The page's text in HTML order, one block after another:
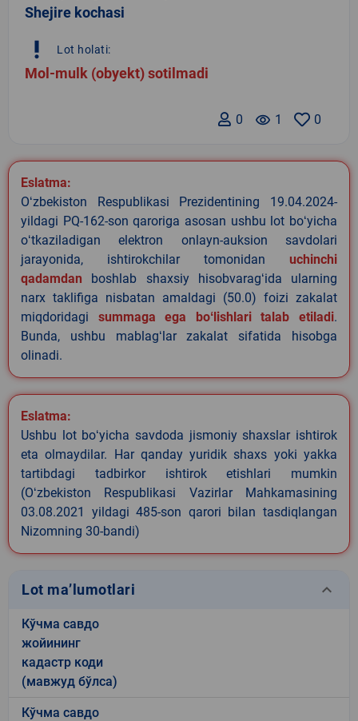
Shejire kochasi
priority_high Lot holati:
Mol-mulk (obyekt) sotilmadi
0
remove_red_eye 1
0
Eslatma:
Oʻzbekiston Respublikasi Prezidentining 19.04.2024-
yildagi PQ-162-son qaroriga asosan ushbu lot boʻyicha
oʻtkaziladigan elektron onlayn-auksion savdolari
jarayonida, ishtirokchilar tomonidan uchinchi
qadamdan boshlab shaxsiy hisobvaragʻida ularning
narx taklifiga nisbatan amaldagi (50.0) foizi zakalat
miqdoridagi summaga ega boʻlishlari talab etiladi.
Bunda, ushbu mablagʻlar zakalat sifatida hisobga
olinadi.
Eslatma:
Ushbu lot boʻyicha savdoda jismoniy shaxslar ishtirok
eta olmaydilar. Har qanday yuridik shaxs yoki yakka
tartibdagi tadbirkor ishtirok etishlari mumkin
(Oʻzbekiston Respublikasi Vazirlar Mahkamasining
03.08.2021 yildagi 485-son qarori bilan tasdiqlangan
Nizomning 30-bandi)
Lot ma’lumotlari keyboard_arrow_down
Кўчма савдо
жойининг
кадастр коди
(мавжуд бўлса)
Кўчма савдо